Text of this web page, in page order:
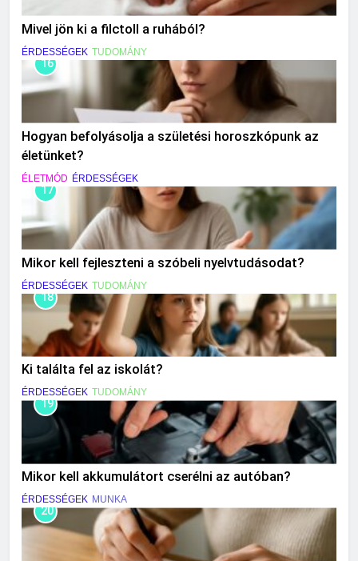
Mivel jön ki a filctoll a ruhából?
ÉRDESSÉGEK TUDOMÁNY
16
Hogyan befolyásolja a születési horoszkópunk az
életünket?
ÉLETMÓD ÉRDESSÉGEK
17
Mikor kell fejleszteni a szóbeli nyelvtudásodat?
ÉRDESSÉGEK TUDOMÁNY
18
Ki találta fel az iskolát?
ÉRDESSÉGEK TUDOMÁNY
19
Mikor kell akkumulátort cserélni az autóban?
ÉRDESSÉGEK MUNKA
20